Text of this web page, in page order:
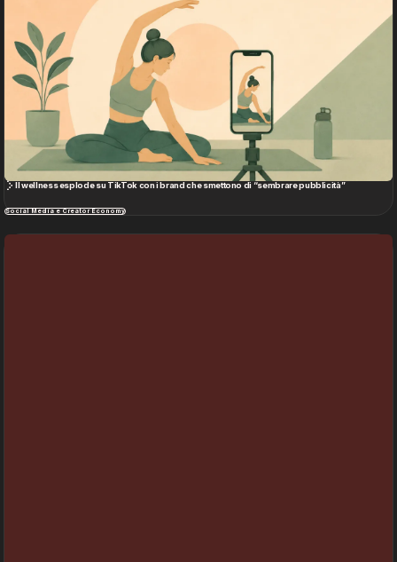
Il wellness esplode su TikTok con i brand che smettono di “sembrare pubblicità”
Social Media e Creator Economy